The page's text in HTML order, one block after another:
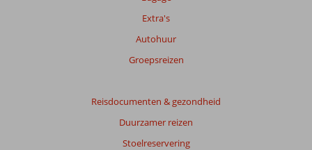
Extra's
Autohuur
Groepsreizen
Reisdocumenten & gezondheid
Duurzamer reizen
Stoelreservering